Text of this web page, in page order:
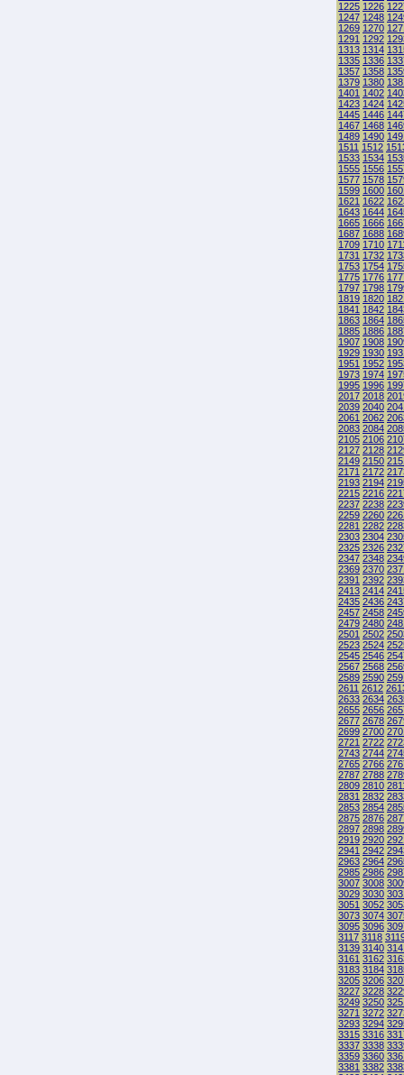
1225 1226
1247 1248
1269 1270
1291 1292
1313 1314
1335 1336
1357 1358
1379 1380
1401 1402
1423 1424
1445 1446
1467 1468
1489 1490
1511 1512
1533 1534
1555 1556
1577 1578
1599 1600
1621 1622
1643 1644
1665 1666
1687 1688
1709 1710
1731 1732
1753 1754
1775 1776
1797 1798
1819 1820
1841 1842
1863 1864
1885 1886
1907 1908
1929 1930
1951 1952
1973 1974
1995 1996
2017 2018
2039 2040
2061 2062
2083 2084
2105 2106
2127 2128
2149 2150
2171 2172
2193 2194
2215 2216
2237 2238
2259 2260
2281 2282
2303 2304
2325 2326
2347 2348
2369 2370
2391 2392
2413 2414
2435 2436
2457 2458
2479 2480
2501 2502
2523 2524
2545 2546
2567 2568
2589 2590
2611 2612
2633 2634
2655 2656
2677 2678
2699 2700
2721 2722
2743 2744
2765 2766
2787 2788
2809 2810
2831 2832
2853 2854
2875 2876
2897 2898
2919 2920
2941 2942
2963 2964
2985 2986
3007 3008
3029 3030
3051 3052
3073 3074
3095 3096
3117 3118
3139 3140
3161 3162
3183 3184
3205 3206
3227 3228
3249 3250
3271 3272
3293 3294
3315 3316
3337 3338
3359 3360
3381 3382